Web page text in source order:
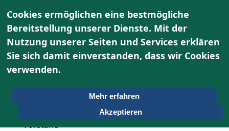
Über uns
Vorstand
Cookies ermöglichen eine bestmögliche
Bereitstellung unserer Dienste. Mit der
Nutzung unserer Seiten und Services erklären
Sie sich damit einverstanden, dass wir Cookies
verwenden.
Mehr erfahren
Akzeptieren